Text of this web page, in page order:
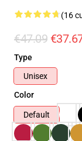
(16
€47.09
Type
Unisex
Color
Default